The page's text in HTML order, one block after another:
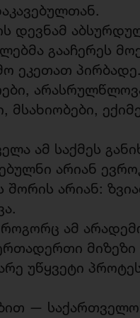
დევნამ
გააჩერეს
ეკეთათ პირბადე.
მსახიობები,
ამ საქმეს
არიან
არიან:
ამ
მიზეზი
უწყვეტი
—